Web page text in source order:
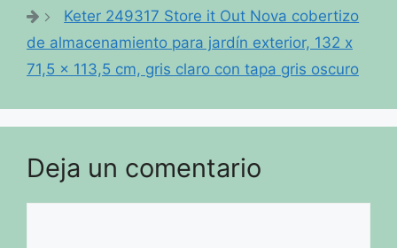
Keter 249317 Store it Out Nova cobertizo
de almacenamiento para jardín exterior, 132 x
71,5 x 113,5 cm, gris claro con tapa gris oscuro
Deja un comentario